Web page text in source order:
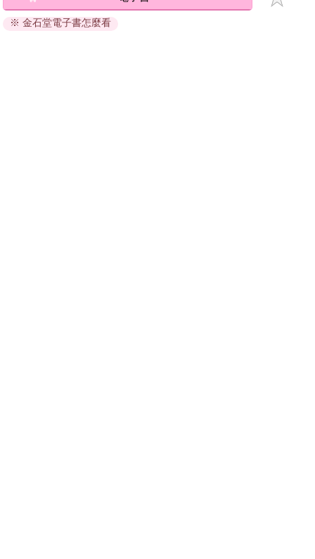
退換貨須知：
因版權保護，您在金石堂所購買的電子書僅能以金石堂專屬
※ 金石堂電子書怎麼看